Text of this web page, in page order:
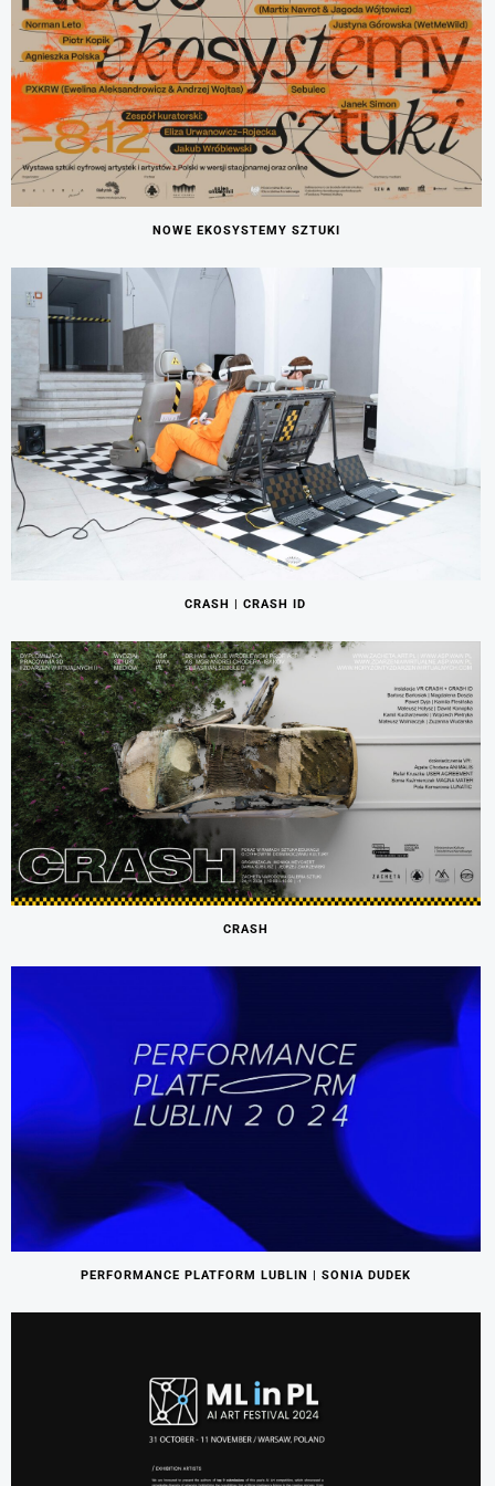
NOWE EKOSYSTEMY SZTUKI
CRASH | CRASH ID
CRASH
PERFORMANCE PLATFORM LUBLIN | SONIA DUDEK